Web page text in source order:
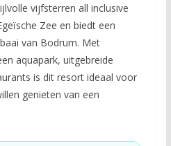
vijfsterren all inclusive
Zee en biedt een
van Bodrum. Met
aquapark, uitgebreide
is dit resort ideaal voor
genieten van een